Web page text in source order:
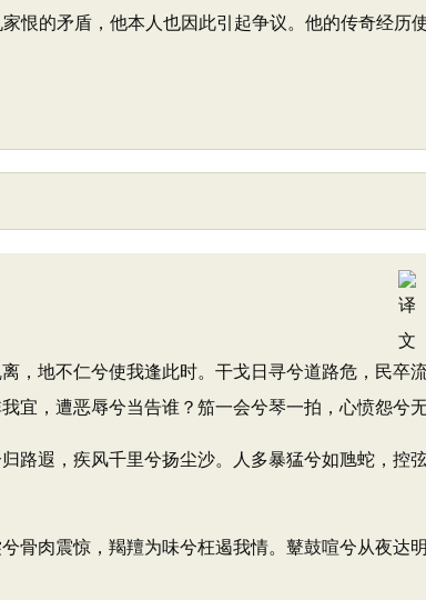
恨的矛盾，他本人也因此引起争议。他的传奇经历
地不仁兮使我逢此时。干戈日寻兮道路危，民卒
宜，遭恶辱兮当告谁？笳一会兮琴一拍，心愤怨兮无
遐，疾风千里兮扬尘沙。人多暴猛兮如虺蛇，控
肉震惊，羯羶为味兮枉遏我情。鼙鼓喧兮从夜达